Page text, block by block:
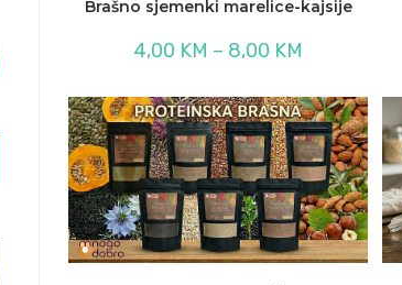
Brašno sjemenki marelice-kajsije
4,00 KM – 8,00 KM
4,00 KM
do
8,00 KM